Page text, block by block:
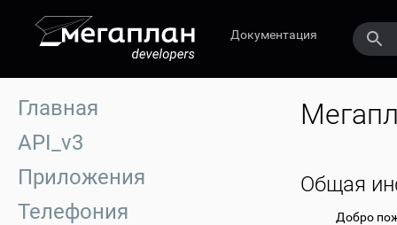
Документация
Главная
API_v3
Приложения
Телефония
Общая
Добро